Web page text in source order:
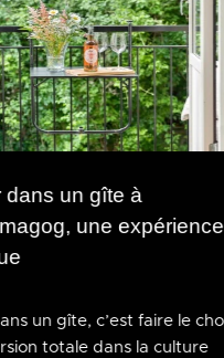
dans un gîte à
une expérience
un gîte, c’est faire le
totale dans la culture